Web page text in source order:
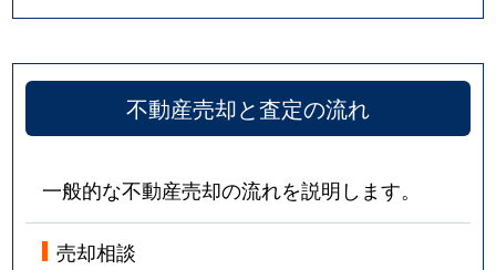
不動産売却と査定の流れ
一般的な不動産売却の流れを説明します。
売却相談